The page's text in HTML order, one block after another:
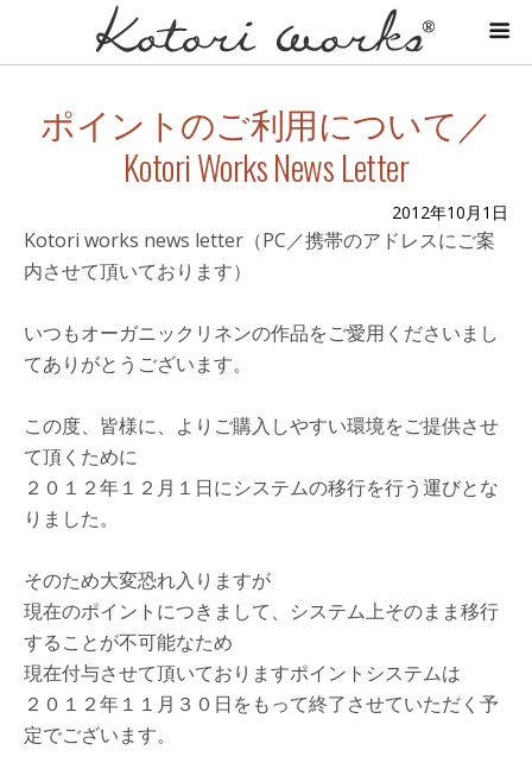
ポイントのご利用について／
Kotori Works News Letter
2012年10月1日
Kotori works news letter（PC／携帯のアドレスにご案
内させて頂いております）
いつもオーガニックリネンの作品をご愛用くださいまし
てありがとうございます。
この度、皆様に、よりご購入しやすい環境をご提供させ
て頂くために
２０１２年１２月１日にシステムの移行を行う運びとな
りました。
そのため大変恐れ入りますが
現在のポイントにつきまして、システム上そのまま移行
することが不可能なため
現在付与させて頂いておりますポイントシステムは
２０１２年１１月３０日をもって終了させていただく予
定でございます。